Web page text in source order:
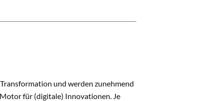
und werden zunehmend
für (digitale) Innovationen. Je